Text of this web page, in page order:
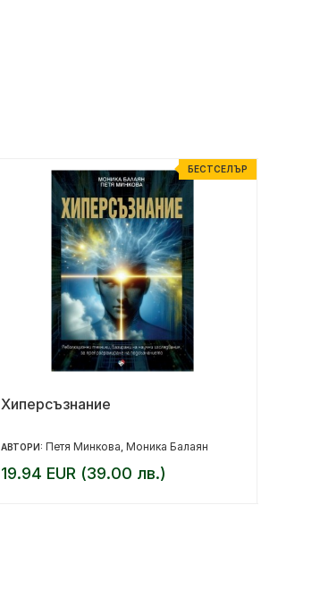
БЕСТСЕЛЪР
Хиперсъзнание
АВТОРИ: Петя Минкова Моника Балаян
19.94 EUR (39.00 лв.)